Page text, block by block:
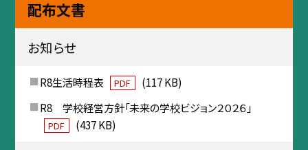
配布文書
お知らせ
R8生活時程表 PDF
(117 KB)
R8 学校経営方針「未来の学校ビジョン２０２６」
PDF (437 KB)